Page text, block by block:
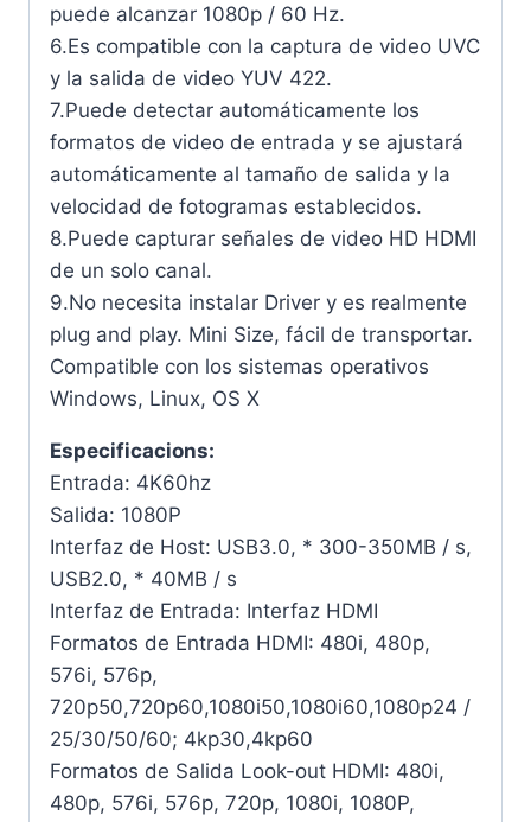
puede alcanzar 1080p / 60 Hz.
6.Es compatible con la captura de video UVC
y la salida de video YUV 422.
7.Puede detectar automáticamente los
formatos de video de entrada y se ajustará
automáticamente al tamaño de salida y la
velocidad de fotogramas establecidos.
8.Puede capturar señales de video HD HDMI
de un solo canal.
9.No necesita instalar Driver y es realmente
plug and play. Mini Size, fácil de transportar.
Compatible con los sistemas operativos
Windows, Linux, OS X
Especificacions:
Entrada: 4K60hz
Salida: 1080P
Interfaz de Host: USB3.0, * 300-350MB / s,
USB2.0, * 40MB / s
Interfaz de Entrada: Interfaz HDMI
Formatos de Entrada HDMI: 480i, 480p,
576i, 576p,
720p50,720p60,1080i50,1080i60,1080p24 /
25/30/50/60; 4kp30,4kp60
Formatos de Salida Look-out HDMI: 480i,
480p, 576i, 576p, 720p, 1080i, 1080P,